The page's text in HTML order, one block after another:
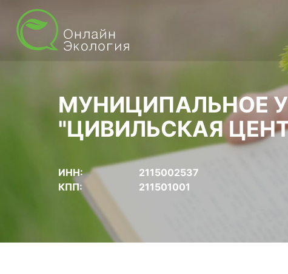
МУНИЦИПАЛЬНОЕ
"ЦИВИЛЬСКАЯ
ИНН:
2115002537
КПП:
211501001